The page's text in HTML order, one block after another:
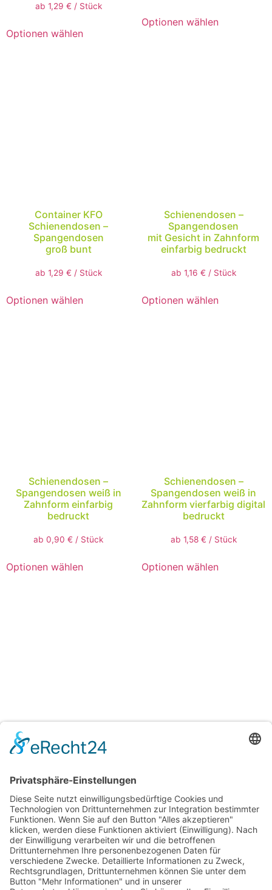
ab 1,29 € / Stück
Optionen wählen
Optionen wählen
Container KFO
Schienendosen –
Spangendosen
groß bunt
ab 1,29 € / Stück
Optionen wählen
Schienendosen –
Spangendosen
mit Gesicht in Zahnform
einfarbig bedruckt
ab 1,16 € / Stück
Optionen wählen
Schienendosen –
Spangendosen weiß in
Zahnform einfarbig
bedruckt
ab0,90€ / Stück
Optionen wählen
Schienendosen –
Spangendosen weiß in
Zahnform vierfarbig digital
bedruckt
ab 1,58 € / Stück
Optionen wählen
Schienendosen –
ab0,99€/Stück
Optionen wählen
Optionen wählen
Shop Lieferbedingungen